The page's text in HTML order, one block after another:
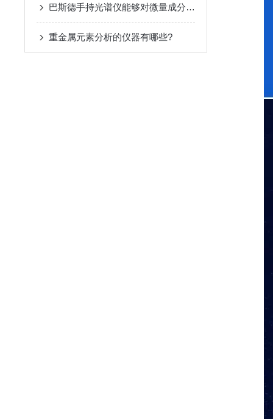
巴斯德手持光谱仪能够对微量成分进行准确识别和定量分析
重金属元素分析的仪器有哪些?